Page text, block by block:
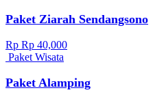
Paket Ziarah Sendangsono
Rp Rp 40,000
Paket Wisata
Paket Alamping